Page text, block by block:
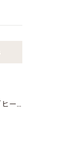
冬こそ注意したい「ヒートショック」─家づくりで守る、家族の健康―